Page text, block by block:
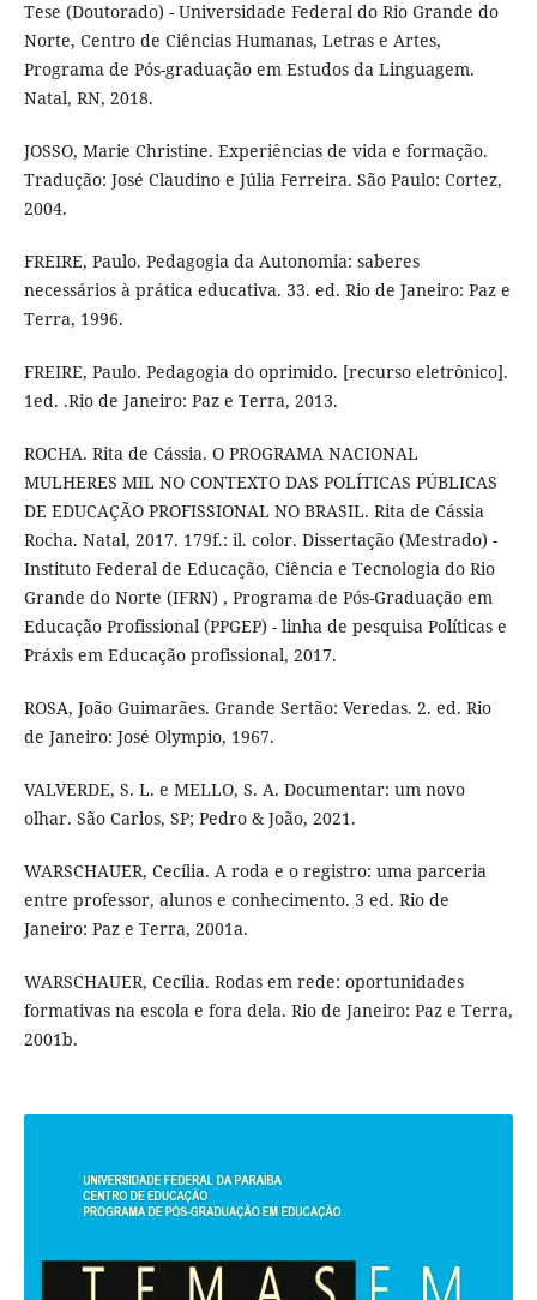
Tese (Doutorado) - Universidade Federal do Rio Grande do
Norte, Centro de Ciências Humanas, Letras e Artes,
Programa de Pós-graduação em Estudos da Linguagem.
Natal, RN, 2018.
JOSSO, Marie Christine. Experiências de vida e formação.
Tradução: José Claudino e Júlia Ferreira. São Paulo: Cortez,
2004.
FREIRE, Paulo. Pedagogia da Autonomia: saberes
necessários à prática educativa. 33. ed. Rio de Janeiro: Paz e
Terra, 1996.
FREIRE, Paulo. Pedagogia do oprimido. [recurso eletrônico].
1ed. .Rio de Janeiro: Paz e Terra, 2013.
ROCHA. Rita de Cássia. O PROGRAMA NACIONAL
MULHERES MIL NO CONTEXTO DAS POLÍTICAS PÚBLICAS
DE EDUCAÇÃO PROFISSIONAL NO BRASIL. Rita de Cássia
Rocha. Natal, 2017. 179f.: il. color. Dissertação (Mestrado) -
Instituto Federal de Educação, Ciência e Tecnologia do Rio
Grande do Norte (IFRN) , Programa de Pós-Graduação em
Educação Profissional (PPGEP) - linha de pesquisa Políticas e
Práxis em Educação profissional, 2017.
ROSA, João Guimarães. Grande Sertão: Veredas. 2. ed. Rio
de Janeiro: José Olympio, 1967.
VALVERDE, S. L. e MELLO, S. A. Documentar: um novo
olhar. São Carlos, SP; Pedro & João, 2021.
WARSCHAUER, Cecília. A roda e o registro: uma parceria
entre professor, alunos e conhecimento. 3 ed. Rio de
Janeiro: Paz e Terra, 2001a.
WARSCHAUER, Cecília. Rodas em rede: oportunidades
formativas na escola e fora dela. Rio de Janeiro: Paz e Terra,
2001b.